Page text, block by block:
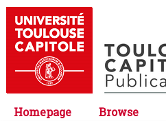
Homepage Browse